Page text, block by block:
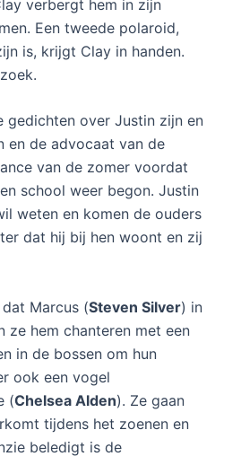
verbergt hem in zijn
Een tweede polaroid,
is, krijgt Clay in handen.
over Justin zijn en
en de advocaat van de
van de zomer voordat
school weer begon. Justin
weten en komen de ouders
dat hij bij hen woont en zij
Marcus (Steven Silver) in
ze hem chanteren met een
in de bossen om hun
ook een vogel
(Chelsea Alden). Ze gaan
tijdens het zoenen en
beledigt is de